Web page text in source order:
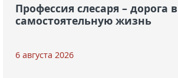
Профессия слесаря – дорога в
самостоятельную жизнь
6 августа 2026